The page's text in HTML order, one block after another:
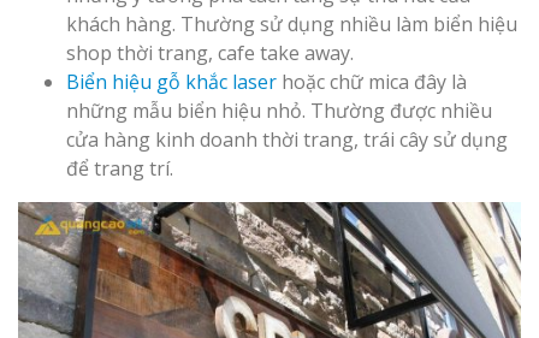
khách hàng. Thường sử dụng nhiều làm biển hiệu
shop thời trang, cafe take away.
Biển hiệu gỗ khắc laser hoặc chữ mica đây là
những mẫu biển hiệu nhỏ. Thường được nhiều
cửa hàng kinh doanh thời trang, trái cây sử dụng
để trang trí.
Hiệu Shop
Làm Bảng
Thuốc Nghệ An Chuẩn